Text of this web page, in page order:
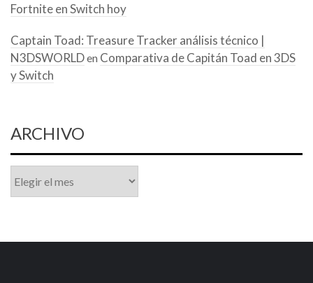
Fortnite en Switch hoy
Captain Toad: Treasure Tracker análisis técnico |
N3DSWORLDen Comparativa de Capitán Toad en 3DS
y Switch
ARCHIVO